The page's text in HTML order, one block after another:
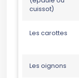
cuissot)
Les carottes
Les oignons